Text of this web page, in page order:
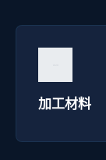
加工材料
询价咨